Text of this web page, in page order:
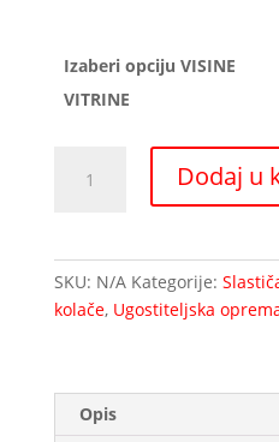
Izaberi opciju VISINE
VITRINE
VITRINA
RV
Dodaj u
SKU: N/A Kategorije:
kolače, Ugostiteljska oprema
Opis